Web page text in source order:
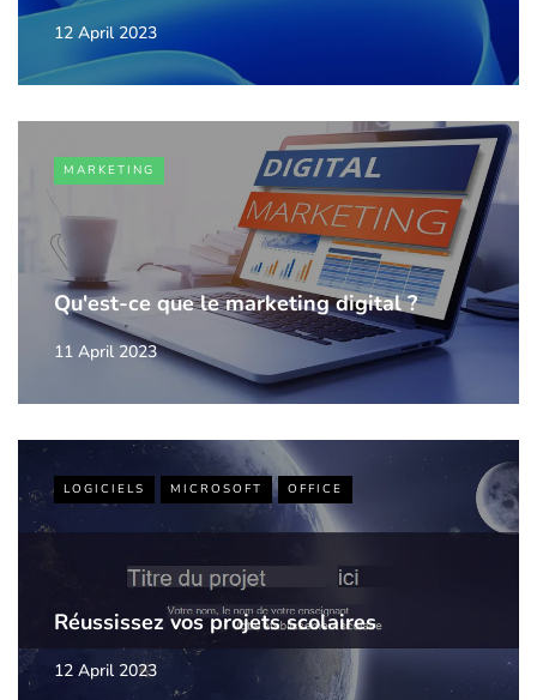
12 April 2023
MARKETING
Qu'est-ce que le marketing digital ?
11 April 2023
LOGICIELS MICROSOFT OFFICE
Réussissez vos projets scolaires
12 April 2023